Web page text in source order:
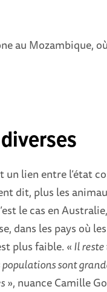
au Mozambique,
lien entre l’état
dit, plus les
le cas en
dans les pays où
plus faible. «Il
sont
», nuance Camille